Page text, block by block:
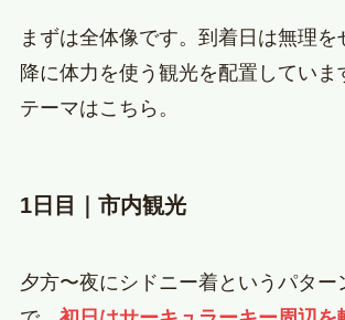
まずは全体像です。到着日は無理を
降に体力を使う観光を配置していま
テーマはこちら。
1日目｜市内観光
夕方〜夜にシドニー着というパター